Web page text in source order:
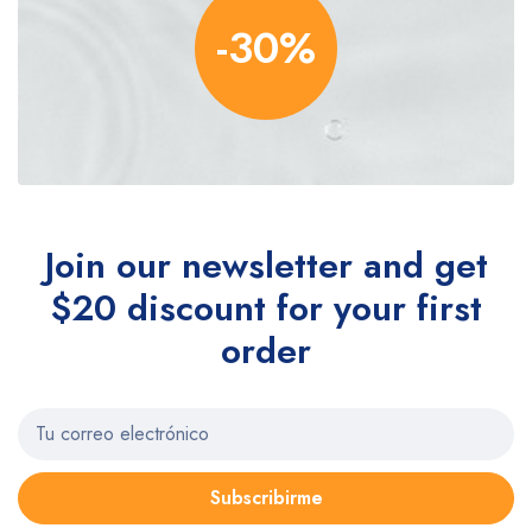
-30%
Join our newsletter and get
$20 discount for your first
order
Subscribirme